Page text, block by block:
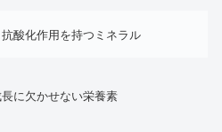
酸化作用を持つミネラル
に欠かせない栄養素